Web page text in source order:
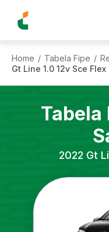
Home / Tabela Fipe /
Gt Line 1.0 12v Sce Flex
Tabela
2022 Gt